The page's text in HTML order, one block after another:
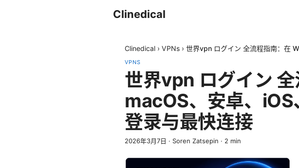
Clinedical
Clinedical › VPNs › 世界vpn ログイン 全流程指南：在
VPNS
世界vpn ログイン
macOS、安卓、
登录与最快连接
2026年3月7日 · Soren Zatsepin · 2 min